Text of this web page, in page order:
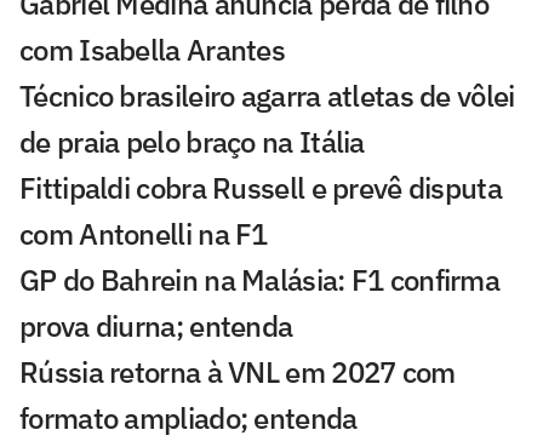
com Isabella Arantes
Técnico brasileiro agarra atletas de vôlei
de praia pelo braço na Itália
Fittipaldi cobra Russell e prevê disputa
com Antonelli na F1
GP do Bahrein na Malásia: F1 confirma
prova diurna; entenda
Rússia retorna à VNL em 2027 com
formato ampliado; entenda